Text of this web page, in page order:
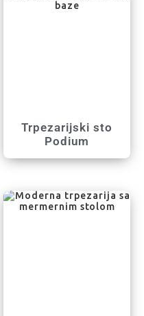
Trpezarijski sto
Podium